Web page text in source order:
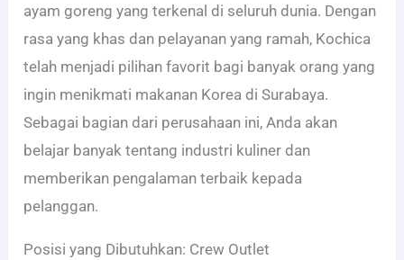
ayam goreng yang terkenal di seluruh dunia. Dengan
rasa yang khas dan pelayanan yang ramah, Kochica
telah menjadi pilihan favorit bagi banyak orang yang
ingin menikmati makanan Korea di Surabaya.
Sebagai bagian dari perusahaan ini, Anda akan
belajar banyak tentang industri kuliner dan
memberikan pengalaman terbaik kepada
pelanggan.
Posisi yang Dibutuhkan: Crew Outlet